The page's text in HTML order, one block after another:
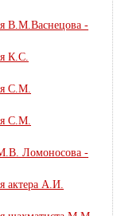
В.М.Васнецова -
К.С.
С.М.
С.М.
Ломоносова -
актера А.И.